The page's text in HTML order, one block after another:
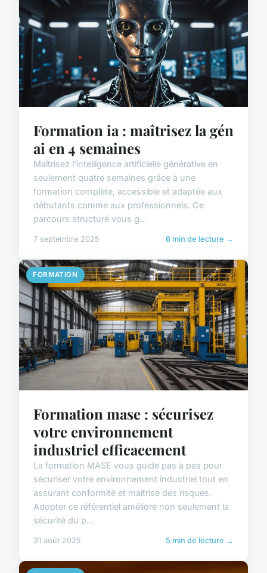
Formation ia : maîtrisez la gén
ai en 4 semaines
Maîtrisez l'intelligence artificielle générative en
seulement quatre semaines grâce à une
formation complète, accessible et adaptée aux
débutants comme aux professionnels. Ce
parcours structuré vous g...
7 septembre 2025 6 min de lecture →
FORMATION
Formation mase : sécurisez
votre environnement
industriel efficacement
La formation MASE vous guide pas à pas pour
sécuriser votre environnement industriel tout en
assurant conformité et maîtrise des risques.
Adopter ce référentiel améliore non seulement la
sécurité du p...
31 août 2025 5 min de lecture →